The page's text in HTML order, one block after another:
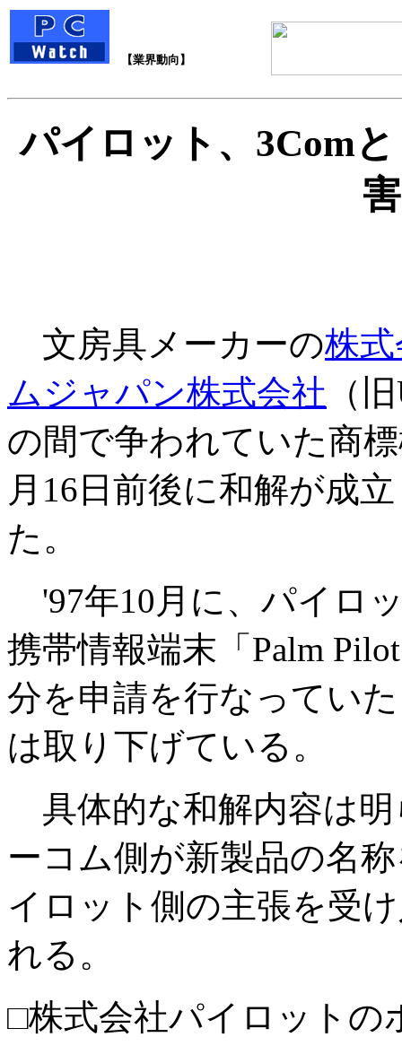
【業界動向】
パイロット、3Com
文房具メーカーの株
ムジャパン株式会社 （
の間で争われていた商
月16日前後に和解が成
た。
'97年10月に、パイロ
携帯情報端末「Palm
分を申請を行なってい
は取り下げている。
具体的な和解内容は
ーコム側が新製品の名
イロット側の主張を受
れる。
□株式会社パイロットの